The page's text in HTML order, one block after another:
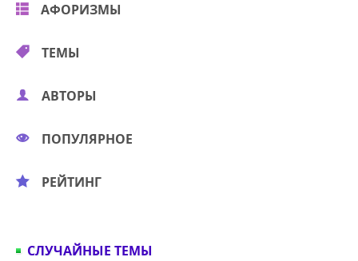
АФОРИЗМЫ
ТЕМЫ
АВТОРЫ
ПОПУЛЯРНОЕ
РЕЙТИНГ
СЛУЧАЙНЫЕ ТЕМЫ